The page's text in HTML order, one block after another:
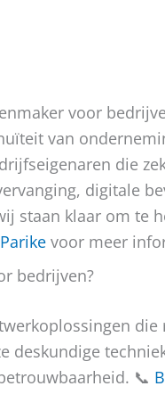
voor
van
die
digitale
staan klaar om te
voor meer
bedrijven?
deskundige
📞